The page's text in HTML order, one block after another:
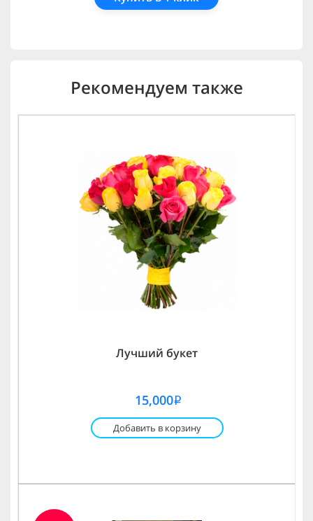
Рекомендуем также
Лучший букет
15,000i
Добавить в корзину